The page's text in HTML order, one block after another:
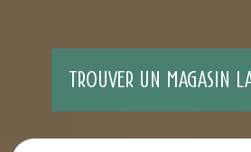
TROUVER UN MAGASIN